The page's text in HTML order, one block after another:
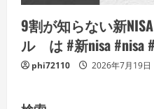
9割が知らない新
ル は #新nisa #nisa
phi72110 2026年7月19日